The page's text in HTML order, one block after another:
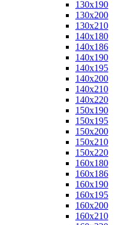
130x190
130x200
130x210
140x180
140x186
140x190
140x195
140x200
140x210
140x220
150x190
150x195
150x200
150x210
150x220
160x180
160x186
160x190
160x195
160x200
160x210